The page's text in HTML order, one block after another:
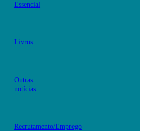
Essencial
Livros
Outras
notícias
Recrutamento/Emprego